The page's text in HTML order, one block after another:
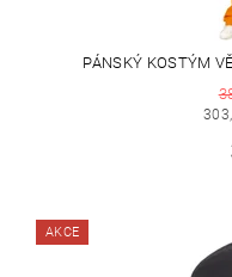
PÁNSKÝ KOSTÝM
AKCE